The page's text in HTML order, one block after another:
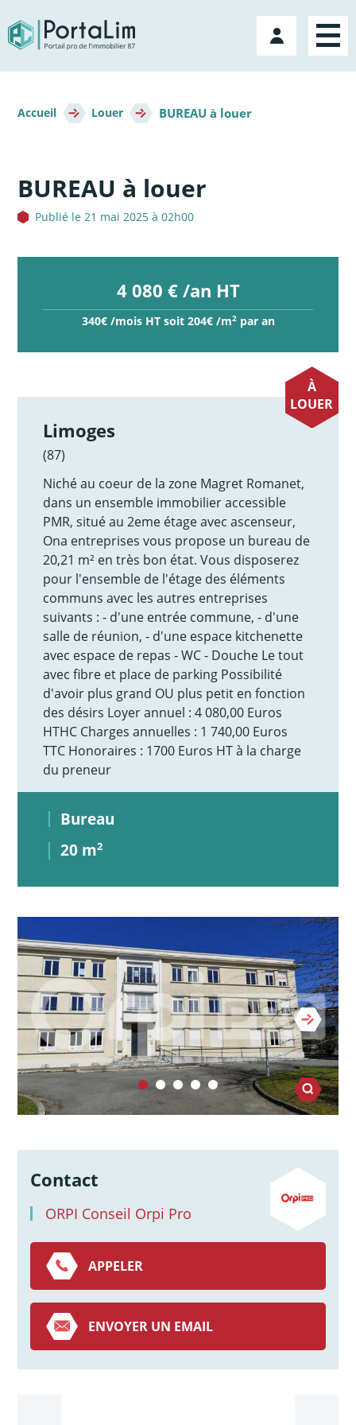
directement
au
contenu
Mon
compte
d'Ariane
Accueil Louer BUREAU à louer
BUREAU à louer
Publié le 21 mai 2025 à 02h00
4 080 € /an HT
340€ /mois HT soit 204€ /m2par an
À
LOUER
Limoges
(87)
Niché au coeur de la zone Magret Romanet,
dans un ensemble immobilier accessible
PMR, situé au 2eme étage avec ascenseur,
Ona entreprises vous propose un bureau de
20,21 m² en très bon état. Vous disposerez
pour l'ensemble de l'étage des éléments
communs avec les autres entreprises
suivants : - d'une entrée commune, - d'une
salle de réunion, - d'une espace kitchenette
avec espace de repas - WC - Douche Le tout
avec fibre et place de parking Possibilité
d'avoir plus grand OU plus petit en fonction
des désirs Loyer annuel : 4 080,00 Euros
HTHC Charges annuelles : 1 740,00 Euros
TTC Honoraires : 1700 Euros HT à la charge
du preneur
Bureau
20 m2
Contact
ORPI Conseil Orpi Pro
APPELER
ENVOYER UN EMAIL